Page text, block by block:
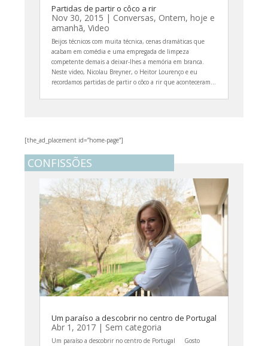
Partidas de partir o côco a rir
Nov 30, 2015 | Conversas, Ontem, hoje e
amanhã, Video
Beijos técnicos com muita técnica, cenas dramáticas que
acabam em comédia e uma empregada de limpeza
competente demais a deixar-lhes a memória em branca.
Neste video, Nicolau Breyner, o Heitor Lourenço e eu
recordamos partidas de partir o côco a rir que aconteceram...
[the_ad_placement id=”home-page”]
CONFISSÕES
Um paraíso a descobrir no centro de Portugal
Abr 1, 2017 | Sem categoria
Um paraíso a descobrir no centro de Portugal Gosto